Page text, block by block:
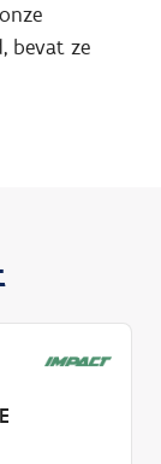
bevat ze